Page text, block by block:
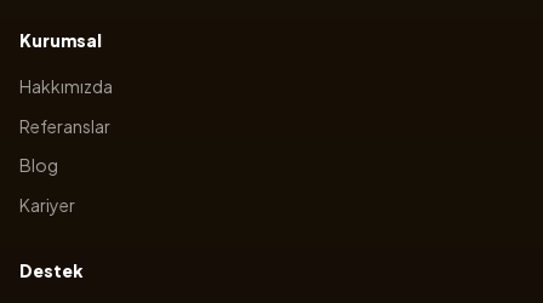
Kurumsal
Hakkımızda
Referanslar
Blog
Kariyer
Destek